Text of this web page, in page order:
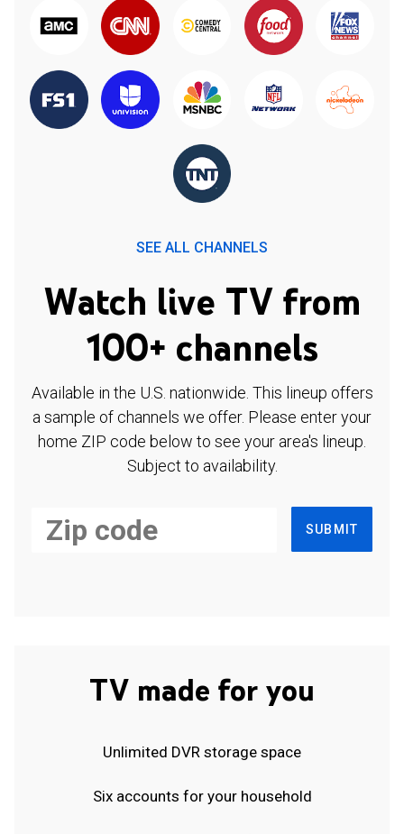
SEE ALL CHANNELS
Watch live TV from
100+ channels
Available in the U.S. nationwide. This lineup offers
a sample of channels we offer. Please enter your
home ZIP code below to see your area's lineup.
Subject to availability.
SUBMIT
TV made for you
Unlimited DVR storage space
Six accounts for your household